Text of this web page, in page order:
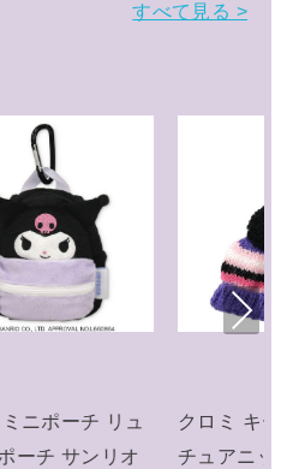
すべて見る >
クロミ キーリング ミニ
チュアニットチャーム
Nex